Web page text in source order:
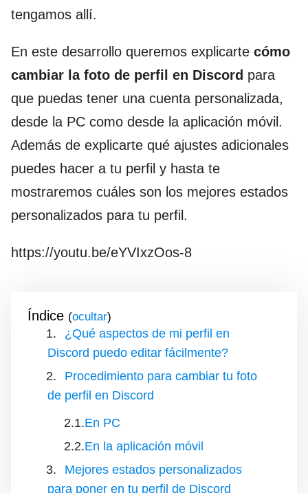
tengamos allí.
En este desarrollo queremos explicarte cómo
cambiar la foto de perfil en Discord para
que puedas tener una cuenta personalizada,
desde la PC como desde la aplicación móvil.
Además de explicarte qué ajustes adicionales
puedes hacer a tu perfil y hasta te
mostraremos cuáles son los mejores estados
personalizados para tu perfil.
https://youtu.be/eYVIxzOos-8
Índice ( )
¿Qué aspectos de mi perfil en
Discord puedo editar fácilmente?
Procedimiento para cambiar tu foto
de perfil en Discord
En PC
En la aplicación móvil
Mejores estados personalizados
para poner en tu perfil de Discord